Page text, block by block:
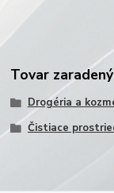
Tovar
Drogéria a
Čistiace